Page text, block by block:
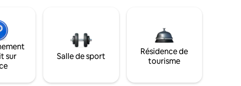
sur
Salle de sport
Résidence de
tourisme